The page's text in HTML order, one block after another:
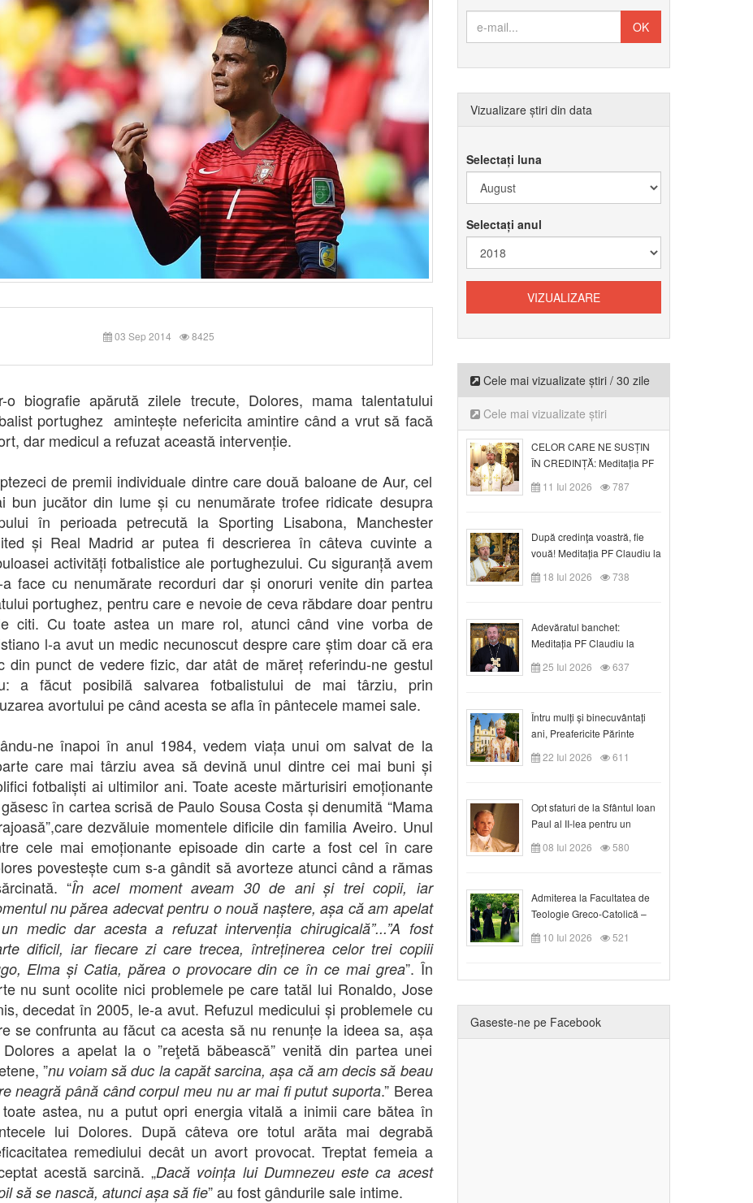
03 Sep 2014 8425
o biografie apărută zilele trecute, Dolores, mama talentatului
portughez amintește nefericita amintire când a vrut să facă
dar medicul a refuzat această intervenție.
de premii individuale dintre care două baloane de Aur, cel
bun jucător din lume și cu nenumărate trofee ridicate desupra
în perioada petrecută la Sporting Lisabona, Manchester
și Real Madrid ar putea fi descrierea în câteva cuvinte a
activități fotbalistice ale portughezului. Cu siguranță avem
a face cu nenumărate recorduri dar și onoruri venite din partea
portughez, pentru care e nevoie de ceva răbdare doar pentru
citi. Cu toate astea un mare rol, atunci când vine vorba de
l-a avut un medic necunoscut despre care știm doar că era
din punct de vedere fizic, dar atât de măreț referindu-ne gestul
a făcut posibilă salvarea fotbalistului de mai târziu, prin
avortului pe când acesta se afla în pântecele mamei sale.
ne înapoi în anul 1984, vedem viața unui om salvat de la
care mai târziu avea să devină unul dintre cei mai buni și
fotbaliști ai ultimilor ani. Toate aceste mărturisiri emoționante
în cartea scrisă de Paulo Sousa Costa și denumită “Mama
dezvăluie momentele dificile din familia Aveiro. Unul
cele mai emoționante episoade din carte a fost cel în care
povestește cum s-a gândit să avorteze atunci când a rămas
“În acel moment aveam 30 de ani și trei copii, iar
nu părea adecvat pentru o nouă naștere, așa că am apelat
medic dar acesta a refuzat intervenția chirugicală”...”A fost
dificil, iar fiecare zi care trecea, întreținerea celor trei copiii
Elma și Catia, părea o provocare din ce în ce mai grea”. În
nu sunt ocolite nici problemele pe care tatăl lui Ronaldo, Jose
decedat în 2005, le-a avut. Refuzul medicului și problemele cu
se confrunta au făcut ca acesta să nu renunțe la ideea sa, așa
a apelat la o ”reţetă băbească” venită din partea unei
”nu voiam să duc la capăt sarcina, așa că am decis să beau
neagră până când corpul meu nu ar mai fi putut suporta.” Berea
astea, nu a putut opri energia vitală a inimii care bătea în
lui Dolores. După câteva ore totul arăta mai degrabă
remediului decât un avort provocat. Treptat femeia a
acestă sarcină. „Dacă voința lui Dumnezeu este ca acest
să se nască, atunci așa să fie” au fost gândurile sale intime.
Vizualizare știri din data
Selectați luna
Selectați anul
Cele mai vizualizate știri / 30 zile
Cele mai vizualizate știri
CELOR CARE NE SUSȚIN
ÎN CREDINȚĂ: Meditația PF
Claudiu la Duminica a VI-a
după Rusalii
11 Iul 2026 787
După credinţa voastră, fie
vouă! Meditația PF Claudiu la
duminica a VII-a după Rusalii
18 Iul 2026 738
Adevăratul banchet:
Meditația PF Claudiu la
Duminica a VIII-a după
Rusalii
25 Iul 2026 637
Întru mulți și binecuvântați
ani, Preafericite Părinte
Claudiu!
22 Iul 2026 611
Opt sfaturi de la Sfântul Ioan
Paul al II-lea pentru un
creștin
08 Iul 2026 580
Admiterea la Facultatea de
Teologie Greco-Catolică –
Departamentul Blaj în anul
universitar 2026/2027
10 Iul 2026 521
Gaseste-ne pe Facebook